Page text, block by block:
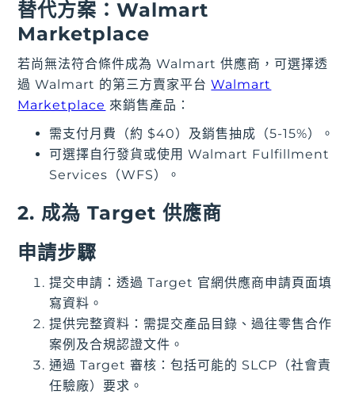
替代方案：Walmart
Marketplace
若尚無法符合條件成為 Walmart 供應商，可選擇透
過 Walmart 的第三方賣家平台Walmart
Marketplace 來銷售產品：
需支付月費（約 $40）及銷售抽成（5-15%）。
可選擇自行發貨或使用 Walmart Fulfillment
Services（WFS）。
2. 成為 Target 供應商
申請步驟
提交申請：透過 Target 官網供應商申請頁面填
寫資料。
提供完整資料：需提交產品目錄、過往零售合作
案例及合規認證文件。
通過 Target 審核：包括可能的 SLCP（社會責
任驗廠）要求。